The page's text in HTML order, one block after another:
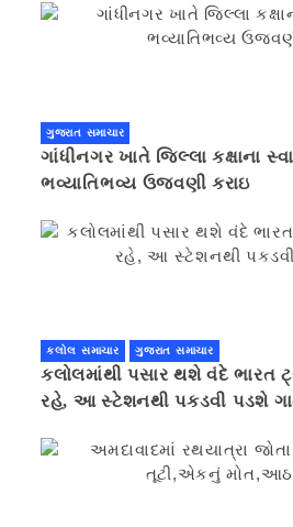
ગુજરાત સમાચાર
ગાંધીનગર ખાતે જિલ્લા કક્ષાના
ભવ્યાતિભવ્ય ઉજવણી કરાઇ
કલોલ સમાચાર ગુજરાત સમાચાર
કલોલમાંથી પસાર થશે વંદે ભારત
રહે, આ સ્ટેશનથી પકડવી પડશે